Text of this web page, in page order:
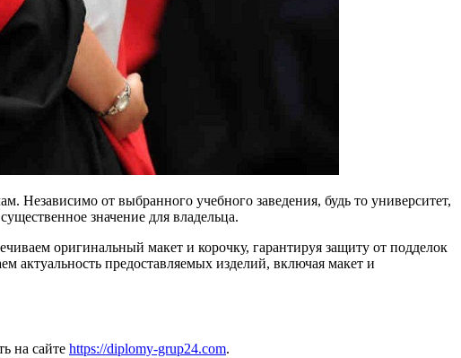
Независимо от выбранного учебного заведения, будь то университет,
значение для владельца.
оригинальный макет и корочку, гарантируя защиту от подделок
актуальность предоставляемых изделий, включая макет и
на сайте https://diplomy-grup24.com.